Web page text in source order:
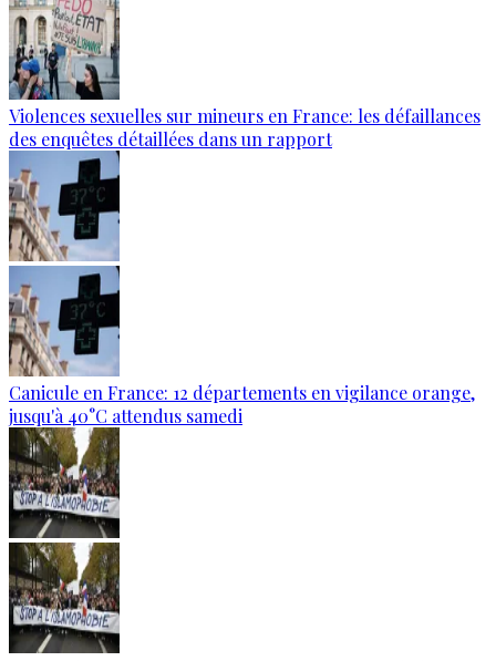
Violences sexuelles sur mineurs en France: les défaillances
des enquêtes détaillées dans un rapport
Canicule en France: 12 départements en vigilance orange,
jusqu'à 40°C attendus samedi